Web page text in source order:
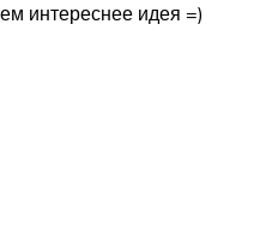
интереснее идея =)